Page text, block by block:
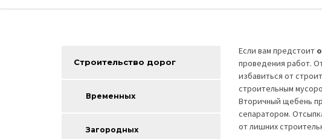
Если вам предстоит
проведения работ.
избавиться от
строительным
Вторичный щебень
сепаратором.
от лишних
Строительство дорог
Временных
Загородных